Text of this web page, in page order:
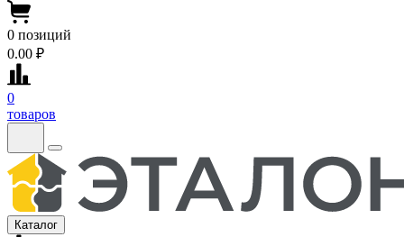
0 позиций
0.00 ₽
0
товаров
Каталог